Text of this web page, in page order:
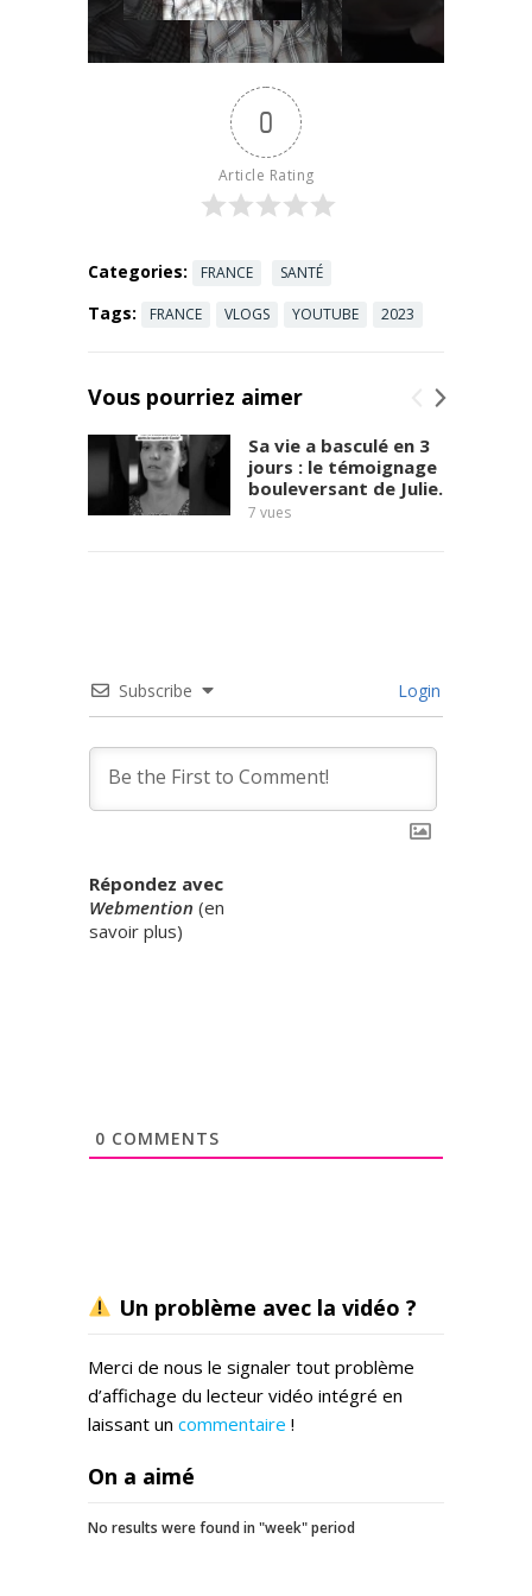
au robinet ?
Osmosée ou
dynamisée ?
0
Article Rating
Categories: FRANCE SANTÉ
Tags: FRANCE VLOGS YOUTUBE 2023
Vous pourriez aimer
Sa vie a basculé en 3
jours : le témoignage
bouleversant de Julie.
7 vues
Subscribe Login
Répondez avec
Webmention (en
savoir plus)
0 COMMENTS
Un problème avec la vidéo ?
Merci de nous le signaler tout problème
d’affichage du lecteur vidéo intégré en
laissant un commentaire !
On a aimé
No results were found in "week" period